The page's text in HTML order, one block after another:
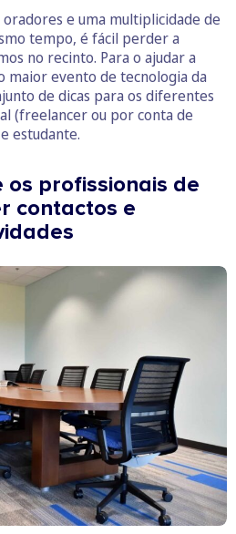
e uma multiplicidade de
tempo, é fácil perder a
no recinto. Para o ajudar a
evento de tecnologia da
de dicas para os diferentes
(freelancer ou por conta de
estudante.
os profissionais de
contactos e